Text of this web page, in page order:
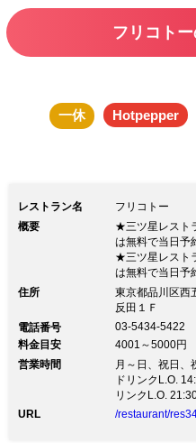
フリコト
一休 Hotpepper
レストラン名
フリコトー
概要
★三ツ星レスト
は無料で当日予
★三ツ星レスト
は無料で当日予
リーズナブルな
商談、ご家族の
ださい。貸切は
反田文化センタ
農家による季節
をふんだんに
ツ星レストラン
こだわった本場
住所
東京都品川区
反田１Ｆ
電話番号
03-5434-5422
料金目安
4001～5000円
営業時間
月～日、祝日、
ドリンクL.O.
リンクL.O. 21:30
URL
/restaurant/